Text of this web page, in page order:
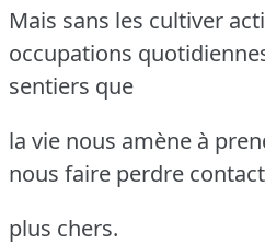
Mais sans les cultiver
occupations
sentiers que
la vie nous amène à
nous faire perdre
plus chers.